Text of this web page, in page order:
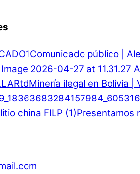
Comunicado público |
Minería ilegal en Bolivia
Presentamos